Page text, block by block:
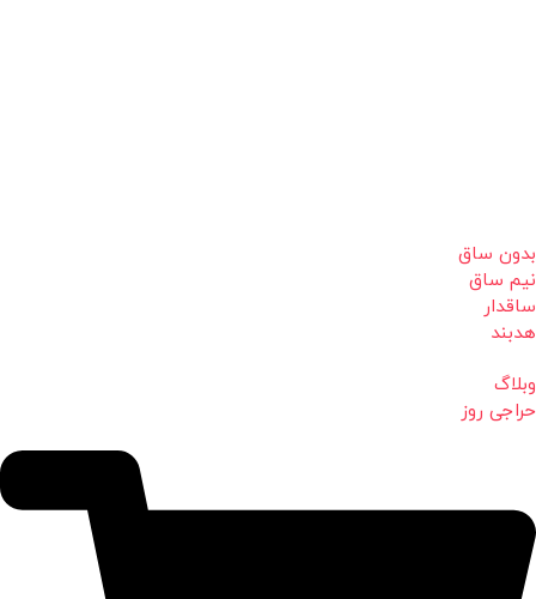
بدون ساق
نیم ساق
ساقدار
هدبند
وبلاگ
حراجی روز